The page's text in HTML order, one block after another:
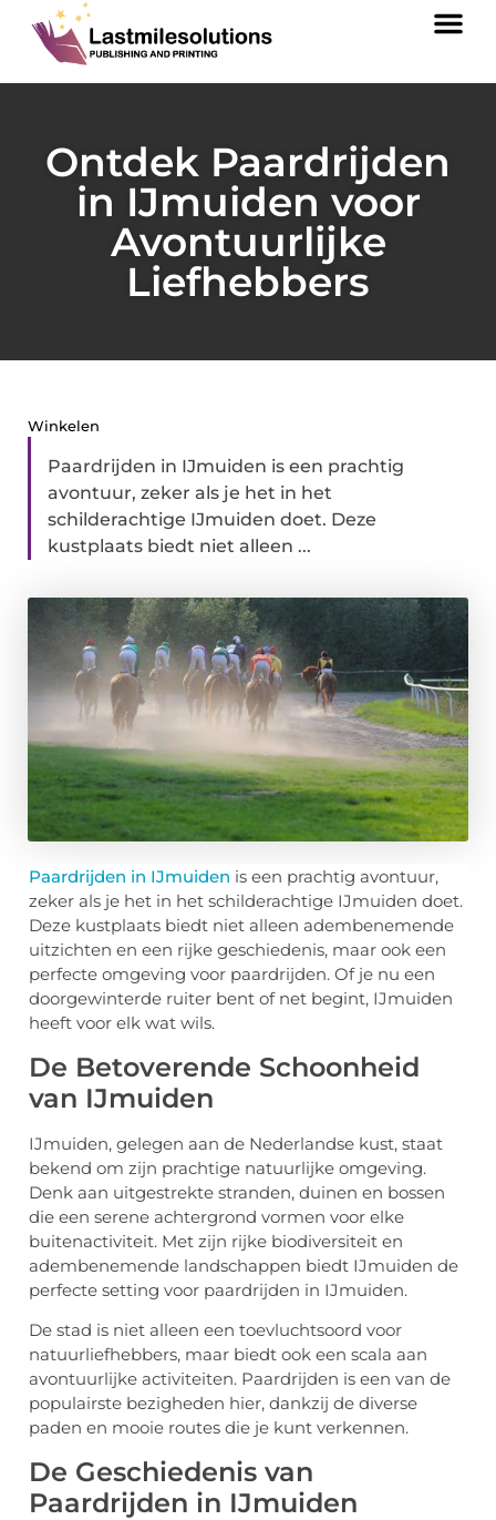
Ontdek Paardrijden
in IJmuiden voor
Avontuurlijke
Liefhebbers
Winkelen
Paardrijden in IJmuiden is een prachtig
avontuur, zeker als je het in het
schilderachtige IJmuiden doet. Deze
kustplaats biedt niet alleen ...
Paardrijden in IJmuiden is een prachtig avontuur,
zeker als je het in het schilderachtige IJmuiden doet.
Deze kustplaats biedt niet alleen adembenemende
uitzichten en een rijke geschiedenis, maar ook een
perfecte omgeving voor paardrijden. Of je nu een
doorgewinterde ruiter bent of net begint, IJmuiden
heeft voor elk wat wils.
De Betoverende Schoonheid
van IJmuiden
IJmuiden, gelegen aan de Nederlandse kust, staat
bekend om zijn prachtige natuurlijke omgeving.
Denk aan uitgestrekte stranden, duinen en bossen
die een serene achtergrond vormen voor elke
buitenactiviteit. Met zijn rijke biodiversiteit en
adembenemende landschappen biedt IJmuiden de
perfecte setting voor paardrijden in IJmuiden.
De stad is niet alleen een toevluchtsoord voor
natuurliefhebbers, maar biedt ook een scala aan
avontuurlijke activiteiten. Paardrijden is een van de
populairste bezigheden hier, dankzij de diverse
paden en mooie routes die je kunt verkennen.
De Geschiedenis van
Paardrijden in IJmuiden